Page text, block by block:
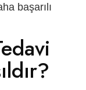
başarılı